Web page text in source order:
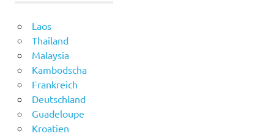
Laos
Thailand
Malaysia
Kambodscha
Frankreich
Deutschland
Guadeloupe
Kroatien